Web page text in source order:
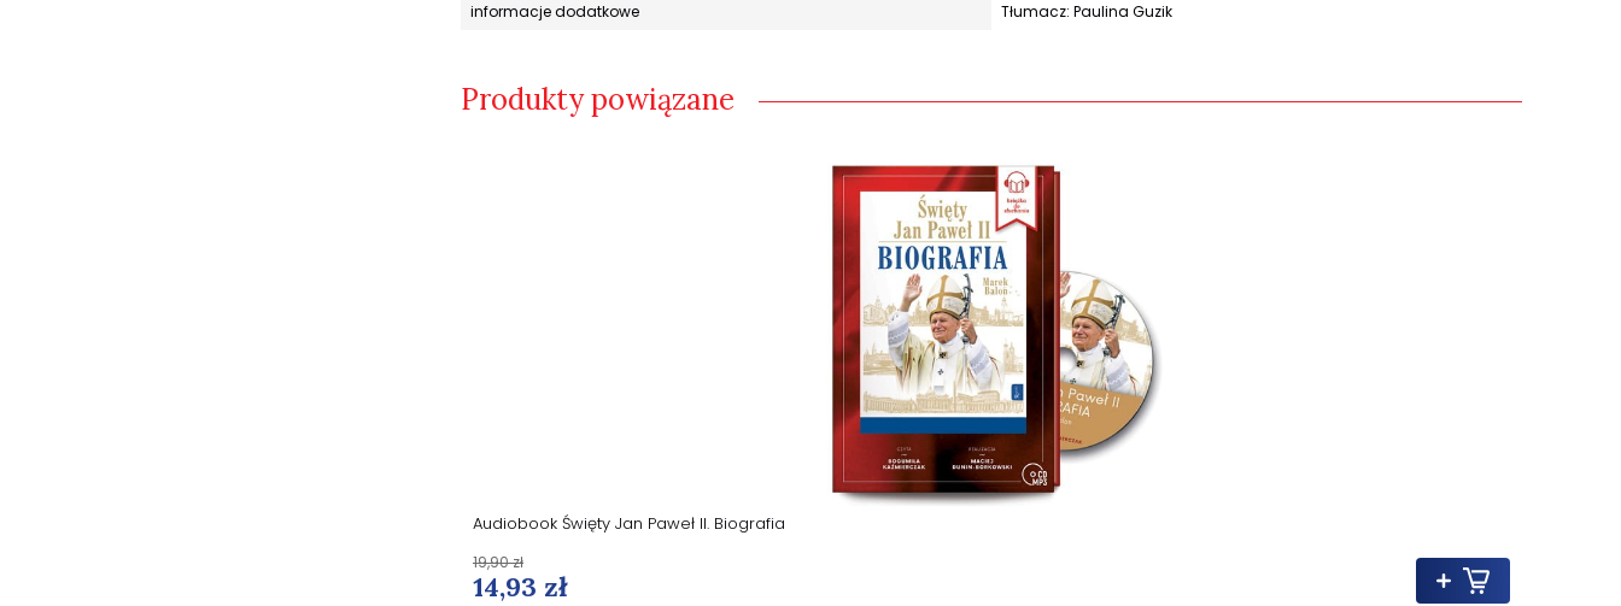
informacje dodatkowe
Tłumacz: Paulina Guzik
Produkty powiązane
Audiobook Święty Jan Paweł II. Biografia
14,93 zł
19,90 zł